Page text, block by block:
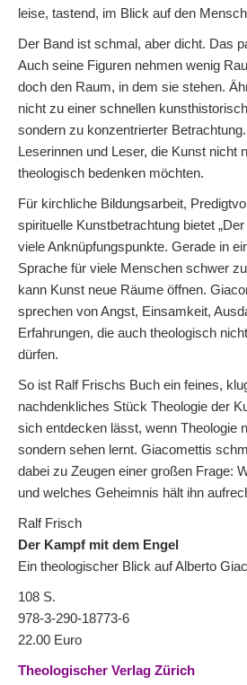
leise, tastend, im Blick auf den
Der Band ist schmal, aber dicht. Das
Auch seine Figuren nehmen wenig
doch den Raum, in dem sie stehen.
nicht zu einer schnellen
sondern zu konzentrierter
Leserinnen und Leser, die Kunst nicht
theologisch bedenken möchten.
Für kirchliche Bildungsarbeit,
spirituelle Kunstbetrachtung bietet
viele Anknüpfungspunkte. Gerade in
Sprache für viele Menschen schwer
kann Kunst neue Räume öffnen.
sprechen von Angst, Einsamkeit,
Erfahrungen, die auch theologisch
dürfen.
So ist Ralf Frischs Buch ein feines,
nachdenkliches Stück Theologie der
sich entdecken lässt, wenn Theologie
sondern sehen lernt. Giacomettis
dabei zu Zeugen einer großen Frage:
und welches Geheimnis hält ihn
Ralf Frisch
Der Kampf mit dem Engel
Ein theologischer Blick auf Alberto
108 S.
978-3-290-18773-6
22.00 Euro
Theologischer Verlag Zürich